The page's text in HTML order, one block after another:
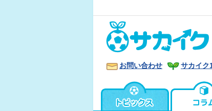
お問い合わせ サカイク